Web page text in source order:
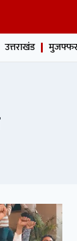
उत्तराखंड